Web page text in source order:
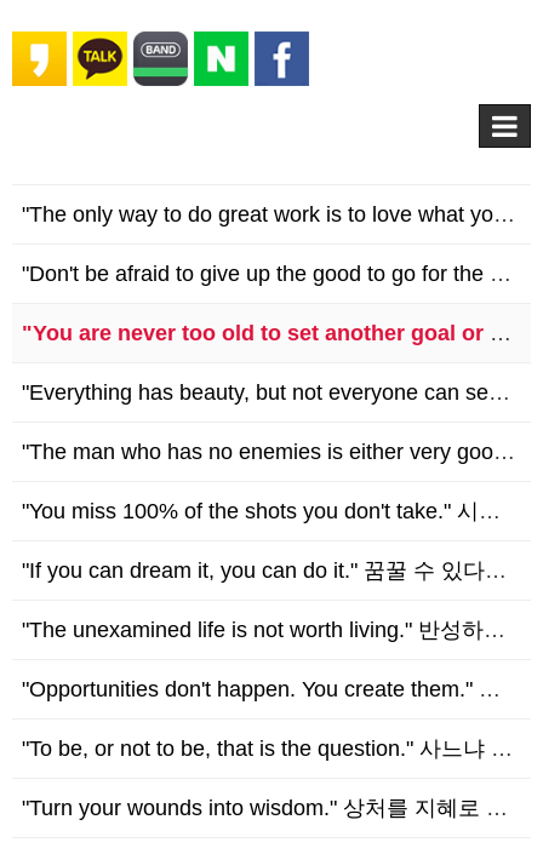
"The only way to do great work is to love what you do." 훌륭한 일을 하는 유일한 방법은 당신이 하는 일을 사랑하는 것이다. - Stev…
"Don't be afraid to give up the good to go for the great." 좋은 것을 포기하기를 주저하지 말고 더 훌륭한 것을 위해 노력해야 한다. …
"You are never too old to set another goal or to dream a new dream." 새로운 목표를 세우거나 꿈꾸기에 늦은 나이는 없다. - …
"Everything has beauty, but not everyone can see." 모든 것에는 아름다움이 있지만, 누구나 다 볼 수 있는 것은 아니다. - Confuciu…
"The man who has no enemies is either very good or very bad." 적이 없는 사람은 너무 좋은사람이거나, 너무 나쁜 사람이다. - Wi…
"You miss 100% of the shots you don't take." 시도하지 않으면 무조건 실패할 수 밖에 없다. - Wayne Gretzky (웨인 그레츠키)
"If you can dream it, you can do it." 꿈꿀 수 있다면, 할 수 있다. - Walt Disney (월트 디즈니)
"The unexamined life is not worth living." 반성하지 않는 인생은 살 가치가 없다. - Socrates (소크라테스)
"Opportunities don't happen. You create them." 기회는 저절로 찾아오지 않고, 스스로 만들어야 한다. - Chris Grosser (크리스 그로…
"To be, or not to be, that is the question." 사느냐 죽느냐 그것이 문제로다. - William Shakespeare (윌리엄 셰익스피어)
"Turn your wounds into wisdom." 상처를 지혜로 바꿔야 한다. - Oprah Winfrey (오프라 윈프리)